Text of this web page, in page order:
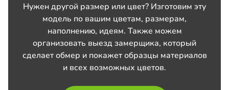
Нужен другой размер или цвет? Изготовим эту
модель по вашим цветам, размерам,
наполнению, идеям. Также можем
организовать выезд замерщика, который
сделает обмер и покажет образцы материалов
и всех возможных цветов.